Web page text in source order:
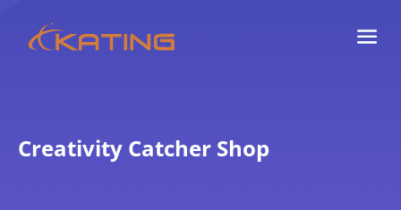
Creativity Catcher Shop